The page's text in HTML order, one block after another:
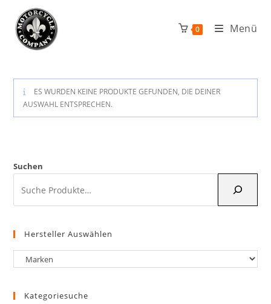
Inhalt
springen
0 Menü
ES WURDEN KEINE PRODUKTE GEFUNDEN, DIE DEINER
AUSWAHL ENTSPRECHEN.
Suchen
Hersteller Auswählen
Kategoriesuche